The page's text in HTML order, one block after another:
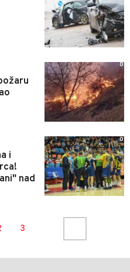
0
i
nad
0
3